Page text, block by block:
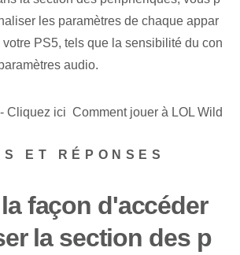
les paramètres de chaque appar
PS5, tels que la sensibilité du con
audio.
Cliquez ici Comment jouer à LOL Wild
ET RÉPONSES
façon d'accéder
la section des p